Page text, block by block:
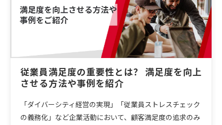
従業員満足度の重要性とは？ 満足度を向上
させる方法や事例を紹介
「ダイバーシティ経営の実現」「従業員ストレスチェック
の義務化」など企業活動において、顧客満足度の追求のみ